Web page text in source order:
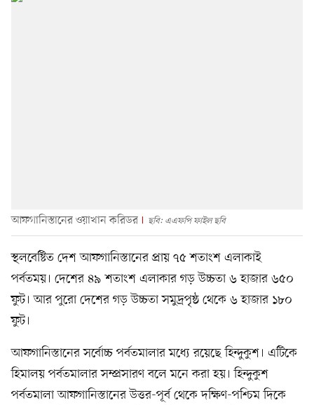
আফগানিস্তানের ওয়াখান করিডর ছবি: এএফপি ফাইল ছবি
স্থলবেষ্টিত দেশ আফগানিস্তানের প্রায় ৭৫ শতাংশ এলাকাই
পর্বতময়। দেশের ৪৯ শতাংশ এলাকার গড় উচ্চতা ৬ হাজার ৬৫০
ফুট। আর পুরো দেশের গড় উচ্চতা সমুদ্রপৃষ্ঠ থেকে ৬ হাজার ১৮০
ফুট।
আফগানিস্তানের সর্বোচ্চ পর্বতমালার মধ্যে রয়েছে হিন্দুকুশ। এটিকে
হিমালয় পর্বতমালার সম্প্রসারণ বলে মনে করা হয়। হিন্দুকুশ
পর্বতমালা আফগানিস্তানের উত্তর-পূর্ব থেকে দক্ষিণ-পশ্চিম দিকে